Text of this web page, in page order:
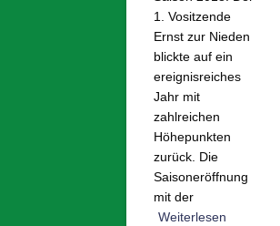
1. Vositzende
Ernst zur Nieden
blickte auf ein
ereignisreiches
Jahr mit
zahlreichen
Höhepunkten
zurück. Die
Saisoneröffnung
mit der
Weiterlesen